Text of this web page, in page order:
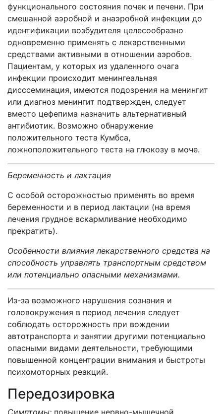
функционального состояния почек и печени. При
смешанной аэробной и анаэробной инфекции до
идентификации возбудителя целесообразно
одновременно применять с лекарственными
средствами активными в отношении аэробов.
Пациентам, у которых из удаленного очага
инфекции происходит менингеальная
дисссеминация, имеются подозрения на менингит
или диагноз менингит подтвержден, следует
вместо цефепима назначить альтернативный
антибиотик. Возможно обнаружение
положительного теста Кумбса,
ложноположительного теста на глюкозу в моче.
Беременность и лактация
С особой осторожностью применять во время
беременности и в период лактации (на время
лечения грудное вскармливание необходимо
прекратить).
Особенности влияния лекарственного средства на
способность управлять транспортным средством
или потенциально опасными механизмами.
Из-за возможного нарушения сознания и
головокружения в период лечения следует
соблюдать осторожность при вождении
автотранспорта и занятии другими потенциально
опасными видами деятельности, требующими
повышенной концентрации внимания и быстроты
психомоторных реакций.
Передозировка
Симптомы: повышение нервно-мышечной